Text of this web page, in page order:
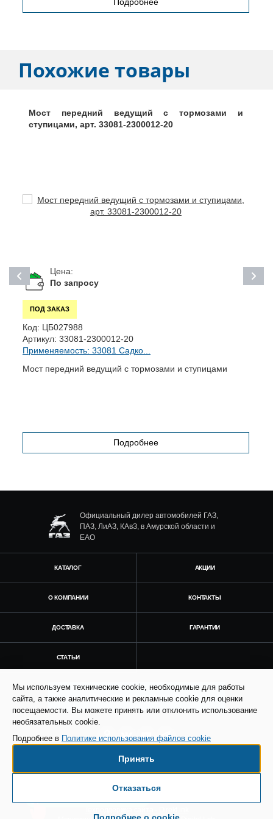
Подробнее
Похожие товары
Мост передний ведущий с тормозами и
ступицами, арт. 33081-2300012-20
Цена:
По запросу
ПОД ЗАКАЗ
Код: ЦБ027988
Артикул: 33081-2300012-20
Применяемость: 33081 Садко...
Мост передний ведущий с тормозами и ступицами
Подробнее
Официальный дилер автомобилей ГАЗ,
ПАЗ, ЛиАЗ, КАвЗ, в Амурской области и
ЕАО
КАТАЛОГ АКЦИИ
О КОМПАНИИ КОНТАКТЫ
ДОСТАВКА ГАРАНТИИ
СТАТЬИ
Получить консультацию
© Все права защищены. Информация сайта
Мы используем технические cookie, необходимые для работы
сайта, а также аналитические и рекламные cookie для оценки
посещаемости. Вы можете принять или отклонить использование
необязательных cookie.
Подробнее в Политике использования файлов cookie
Принять
Отказаться
Подробнее о cookie